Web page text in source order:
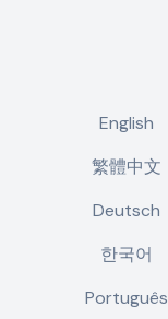
English
繁體中文
Deutsch
한국어
Português